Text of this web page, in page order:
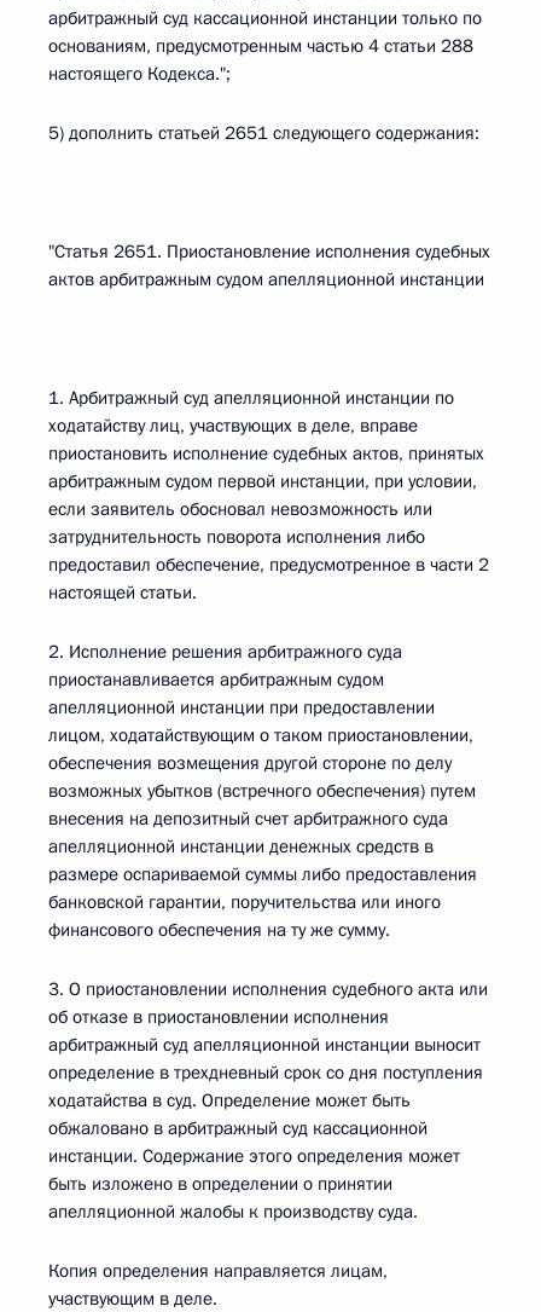
арбитражный суд кассационной инстанции только по
основаниям, предусмотренным частью 4 статьи 288
настоящего Кодекса.";
5) дополнить статьей 2651 следующего содержания:
"Статья 2651. Приостановление исполнения судебных
актов арбитражным судом апелляционной инстанции
1. Арбитражный суд апелляционной инстанции по
ходатайству лиц, участвующих в деле, вправе
приостановить исполнение судебных актов, принятых
арбитражным судом первой инстанции, при условии,
если заявитель обосновал невозможность или
затруднительность поворота исполнения либо
предоставил обеспечение, предусмотренное в части 2
настоящей статьи.
2. Исполнение решения арбитражного суда
приостанавливается арбитражным судом
апелляционной инстанции при предоставлении
лицом, ходатайствующим о таком приостановлении,
обеспечения возмещения другой стороне по делу
возможных убытков (встречного обеспечения) путем
внесения на депозитный счет арбитражного суда
апелляционной инстанции денежных средств в
размере оспариваемой суммы либо предоставления
банковской гарантии, поручительства или иного
финансового обеспечения на ту же сумму.
3. О приостановлении исполнения судебного акта или
об отказе в приостановлении исполнения
арбитражный суд апелляционной инстанции выносит
определение в трехдневный срок со дня поступления
ходатайства в суд. Определение может быть
обжаловано в арбитражный суд кассационной
инстанции. Содержание этого определения может
быть изложено в определении о принятии
апелляционной жалобы к производству суда.
Копия определения направляется лицам,
участвующим в деле.